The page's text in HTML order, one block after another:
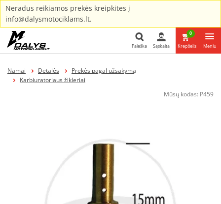
Neradus reikiamos prekės kreipkites į
info@dalysmotociklams.lt.
Paieška Sąskaita
0
Krepšelis Meniu
Namai Detalės
Prekės pagal užsakymą
Karbiuratoriaus žikleriai
Mūsų kodas: P459